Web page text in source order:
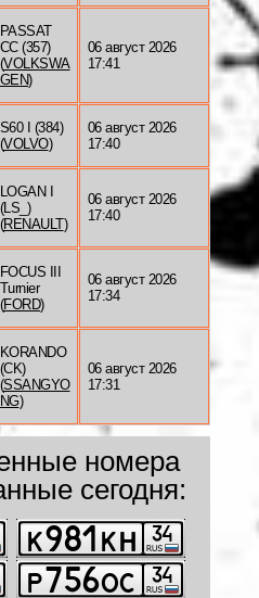
PASSAT
CC (357)
(VOLKSWA
GEN)
06 август 2026
17:41
S60 I (384)
(VOLVO)
06 август 2026
17:40
LOGAN I
(LS_)
(RENAULT)
06 август 2026
17:40
FOCUS III
Turnier
(FORD)
06 август 2026
17:34
KORANDO
(CK)
(SSANGYO
NG)
06 август 2026
17:31
номера
сегодня: